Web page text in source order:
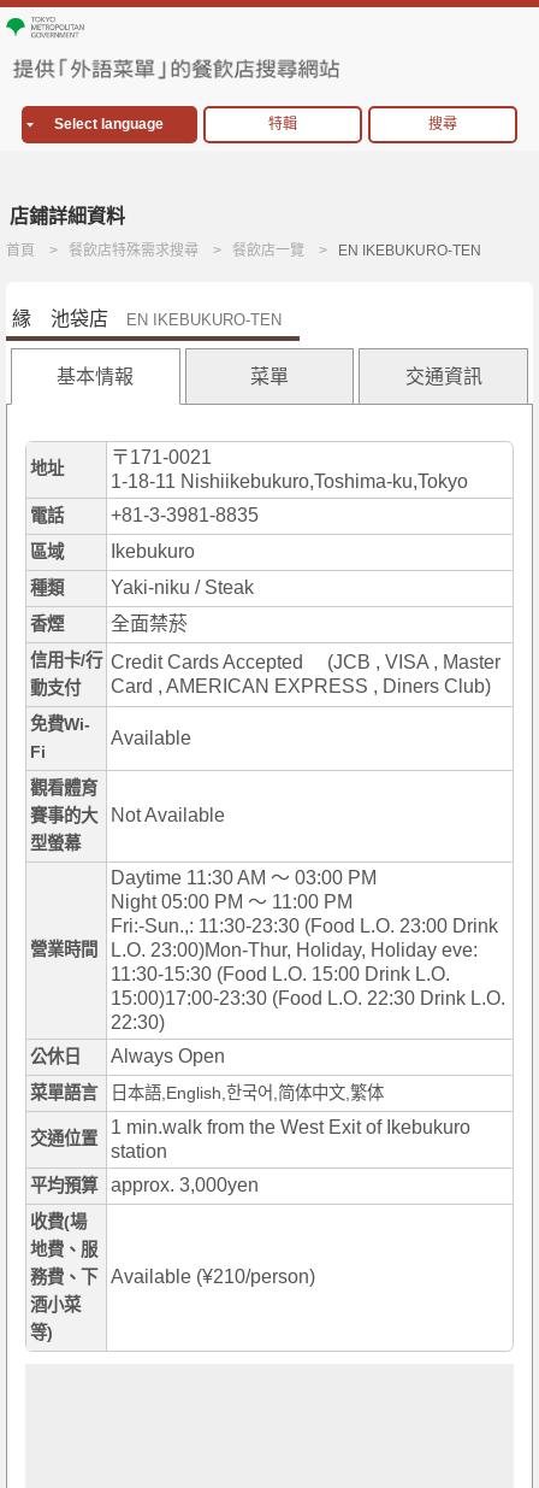
Select language 特輯 搜尋
店鋪詳細資料
首頁 餐飲店特殊需求搜尋 餐飲店一覽 EN IKEBUKURO-TEN
縁 池袋店 EN IKEBUKURO-TEN
基本情報 菜單 交通資訊
地址
〒171-0021
1-18-11 Nishiikebukuro,Toshima-ku,Tokyo
電話 +81-3-3981-8835
區域 Ikebukuro
種類 Yaki-niku / Steak
香煙 全面禁菸
信用卡/行
動支付
Credit Cards Accepted (JCB , VISA , Master
Card , AMERICAN EXPRESS , Diners Club)
免費Wi-
Fi
Available
觀看體育
賽事的大
型螢幕
Not Available
營業時間
Daytime 11:30 AM ～ 03:00 PM
Night 05:00 PM ～ 11:00 PM
Fri:-Sun.,: 11:30-23:30 (Food L.O. 23:00 Drink
L.O. 23:00)Mon-Thur, Holiday, Holiday eve:
11:30-15:30 (Food L.O. 15:00 Drink L.O.
15:00)17:00-23:30 (Food L.O. 22:30 Drink L.O.
22:30)
公休日 Always Open
菜單語言 日本語,English,한국어,简体中文,繁体
交通位置
1 min.walk from the West Exit of Ikebukuro
station
平均預算 approx. 3,000yen
收費(場
地費、服
務費、下
酒小菜
等)
Available (¥210/person)